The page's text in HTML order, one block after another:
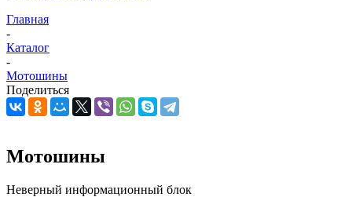
Главная
-
Каталог
-
Мотошины
Поделиться
Мотошины
Неверный информационный блок